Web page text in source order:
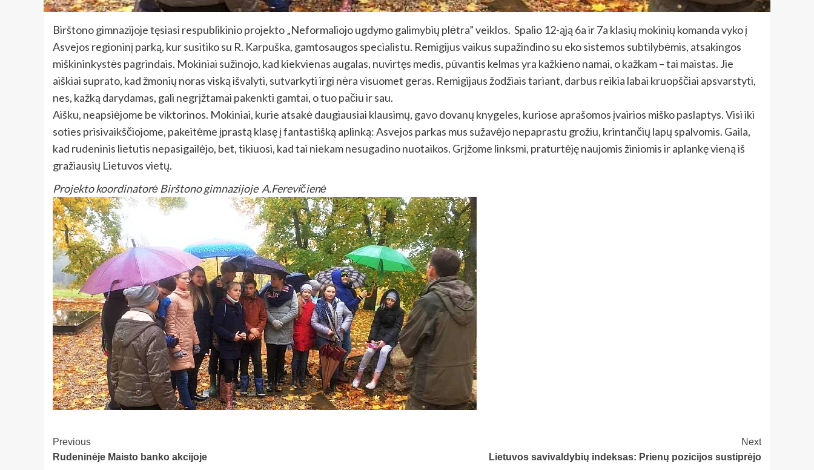
Birštono gimnazijoje tęsiasi respublikinio projekto „Neformaliojo ugdymo galimybių plėtra” veiklos. Spalio 12-ąją 6a ir 7a klasių mokinių komanda vyko į
Asvejos regioninį parką, kur susitiko su R. Karpuška, gamtosaugos specialistu. Remigijus vaikus supažindino su eko sistemos subtilybėmis, atsakingos
miškininkystės pagrindais. Mokiniai sužinojo, kad kiekvienas augalas, nuvirtęs medis, pūvantis kelmas yra kažkieno namai, o kažkam – tai maistas. Jie
aiškiai suprato, kad žmonių noras viską išvalyti, sutvarkyti irgi nėra visuomet geras. Remigijaus žodžiais tariant, darbus reikia labai kruopščiai apsvarstyti,
nes, kažką darydamas, gali negrįžtamai pakenkti gamtai, o tuo pačiu ir sau.
Aišku, neapsiėjome be viktorinos. Mokiniai, kurie atsakė daugiausiai klausimų, gavo dovanų knygeles, kuriose aprašomos įvairios miško paslaptys. Visi iki
soties prisivaikščiojome, pakeitėme įprastą klasę į fantastišką aplinką: Asvejos parkas mus sužavėjo nepaprastu grožiu, krintančių lapų spalvomis. Gaila,
kad rudeninis lietutis nepasigailėjo, bet, tikiuosi, kad tai niekam nesugadino nuotaikos. Grįžome linksmi, praturtėję naujomis žiniomis ir aplankę vieną iš
gražiausių Lietuvos vietų.
Projekto koordinatorė Birštono gimnazijoje A.Ferevičienė
Post
Navigation
Previous
Rudeninėje Maisto banko akcijoje
Next
Lietuvos savivaldybių indeksas: Prienų pozicijos sustiprėjo